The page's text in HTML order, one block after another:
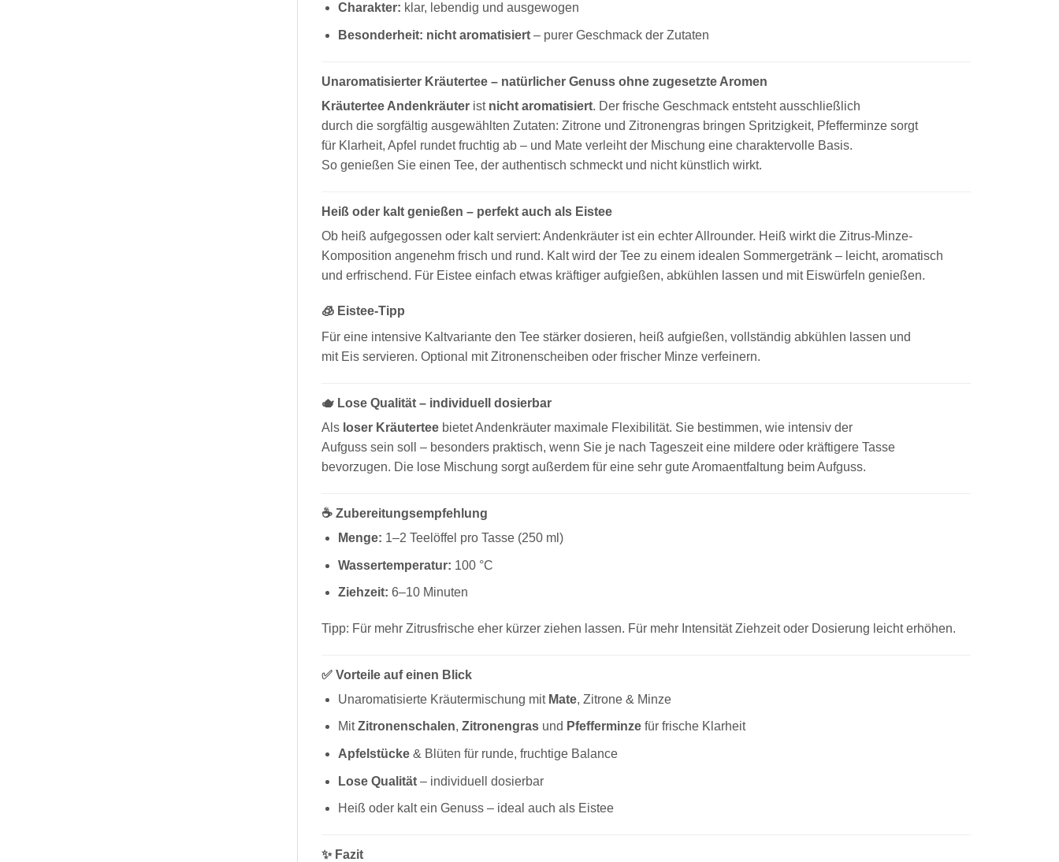
Charakter: klar, lebendig und ausgewogen
Besonderheit: nicht aromatisiert– purer Geschmack der Zutaten
Unaromatisierter Kräutertee – natürlicher Genuss ohne zugesetzte Aromen
Kräutertee Andenkräuter ist nicht aromatisiert. Der frische Geschmack entsteht ausschließlich
durch die sorgfältig ausgewählten Zutaten: Zitrone und Zitronengras bringen Spritzigkeit, Pfefferminze sorgt
für Klarheit, Apfel rundet fruchtig ab – und Mate verleiht der Mischung eine charaktervolle Basis.
So genießen Sie einen Tee, der authentisch schmeckt und nicht künstlich wirkt.
Heiß oder kalt genießen – perfekt auch als Eistee
Ob heiß aufgegossen oder kalt serviert: Andenkräuter ist ein echter Allrounder. Heiß wirkt die Zitrus-Minze-
Komposition angenehm frisch und rund. Kalt wird der Tee zu einem idealen Sommergetränk – leicht, aromatisch
und erfrischend. Für Eistee einfach etwas kräftiger aufgießen, abkühlen lassen und mit Eiswürfeln genießen.
🧊 Eistee-Tipp
Für eine intensive Kaltvariante den Tee stärker dosieren, heiß aufgießen, vollständig abkühlen lassen und
mit Eis servieren. Optional mit Zitronenscheiben oder frischer Minze verfeinern.
🫖 Lose Qualität – individuell dosierbar
Als loser Kräutertee bietet Andenkräuter maximale Flexibilität. Sie bestimmen, wie intensiv der
Aufguss sein soll – besonders praktisch, wenn Sie je nach Tageszeit eine mildere oder kräftigere Tasse
bevorzugen. Die lose Mischung sorgt außerdem für eine sehr gute Aromaentfaltung beim Aufguss.
☕ Zubereitungsempfehlung
Menge: 1–2 Teelöffel pro Tasse (250 ml)
Wassertemperatur: 100 °C
Ziehzeit: 6–10 Minuten
Tipp: Für mehr Zitrusfrische eher kürzer ziehen lassen. Für mehr Intensität Ziehzeit oder Dosierung leicht erhöhen.
✅ Vorteile auf einen Blick
Unaromatisierte Kräutermischung mit Mate, Zitrone & Minze
MitZitronenschalen, Zitronengrasund Pfefferminzefür frische Klarheit
Apfelstücke& Blüten für runde, fruchtige Balance
Lose Qualität– individuell dosierbar
Heiß oder kalt ein Genuss – ideal auch als Eistee
✨ Fazit